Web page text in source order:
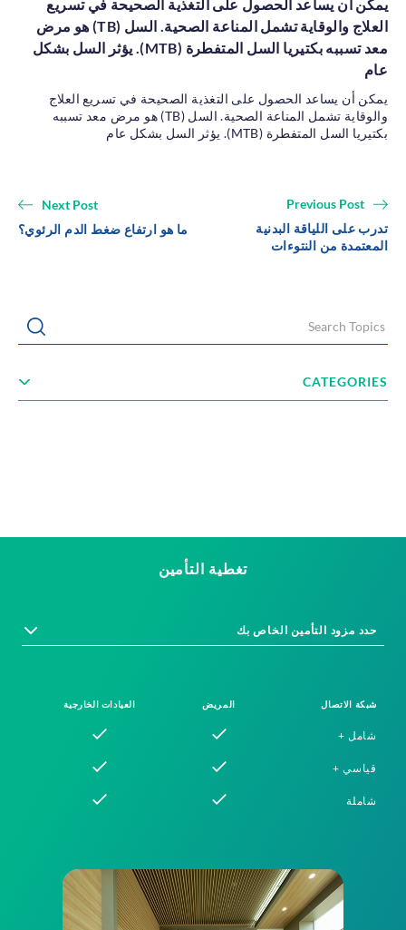
الجلدية
الحمية
والتغذية
الطب الباطني
جراحة
المناظر
طب الاسنان
يمكن أن يساعد الحصول على التغذية الصحيحة في تسريع
العلاج والوقاية تشمل المناعة الصحية. السل (TB) هو مرض
معد تسببه بكتيريا السل المتفطرة (MTB). يؤثر السل بشكل
عام
يمكن أن يساعد الحصول على التغذية الصحيحة في تسريع العلاج
والوقاية تشمل المناعة الصحية. السل (TB) هو مرض معد تسببه
بكتيريا السل المتفطرة (MTB). يؤثر السل بشكل عام
Previous Post
تدرب على اللياقة البدنية
المعتمدة من النتوءات
Next Post
ما هو ارتفاع ضغط الدم الرئوي؟
CATEGORIES
تغطية التأمين
حدد مزود التأمين الخاص بك
شبكة الاتصال المريض العيادات الخارجية
شامل +
قياسي +
شاملة